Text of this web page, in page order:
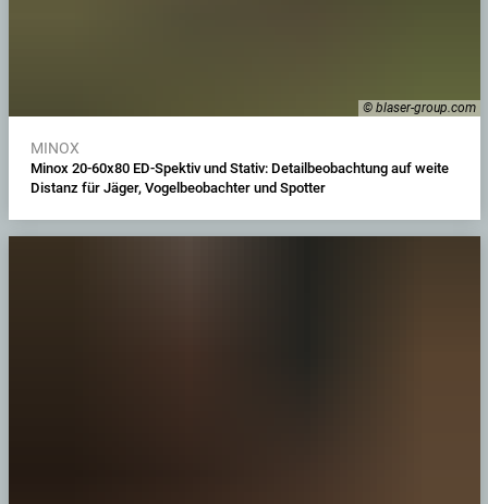
© blaser-group.com
MINOX
Minox 20-60x80 ED-Spektiv und Stativ: Detailbeobachtung auf weite
Distanz für Jäger, Vogelbeobachter und Spotter